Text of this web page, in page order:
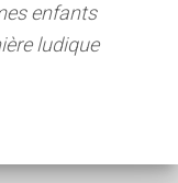
enfants
ludique